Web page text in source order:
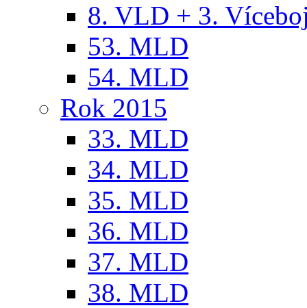
8. VLD + 3.
53. MLD
54. MLD
Rok 2015
33. MLD
34. MLD
35. MLD
36. MLD
37. MLD
38. MLD